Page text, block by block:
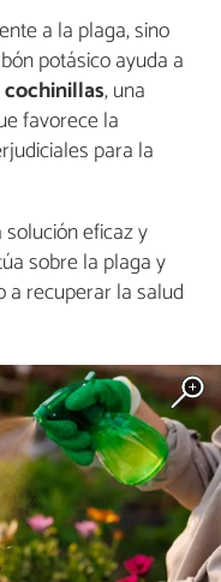
a la plaga, sino
potásico ayuda a
, una
favorece la
para la
eficaz y
sobre la plaga y
a recuperar la salud